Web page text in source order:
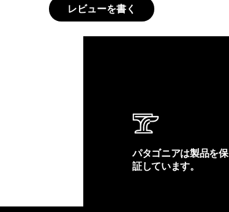
レビューを書く
パタゴニアは製品を保
証しています。